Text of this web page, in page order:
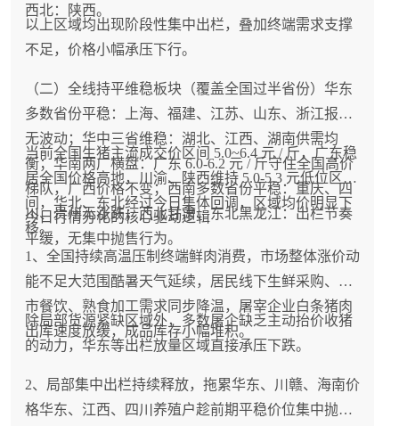
西北：陕西。
以上区域均出现阶段性集中出栏，叠加终端需求支撑
不足，价格小幅承压下行。
（二）全线持平维稳板块（覆盖全国过半省份）华东
多数省份平稳：上海、福建、江苏、山东、浙江报价
无波动；华中三省维稳：湖北、江西、湖南供需均
衡；华南两广横盘：广东 6.0-6.2 元 / 斤守住全国高价
梯队，广西价格不变；西南多数省份平稳：重庆、四
川、贵州无涨跌；西北甘肃、东北黑龙江：出栏节奏
平缓，无集中抛售行为。
当前全国生猪主流成交价区间 5.0~6.4 元 / 斤，广东稳
居全国价格高地，川渝、陕西维持 5.0-5.3 元低位区
间，华北、东北经过今日集体回调，区域均价明显下
移。
今日行情分化的核心驱动逻辑
1、全国持续高温压制终端鲜肉消费，市场整体涨价动
能不足大范围酷暑天气延续，居民线下生鲜采购、夜
市餐饮、熟食加工需求同步降温，屠宰企业白条猪肉
出库速度放缓，成品库存小幅堆积。
除局部货源紧缺区域外，多数屠企缺乏主动抬价收猪
的动力，华东等出栏放量区域直接承压下跌。
2、局部集中出栏持续释放，拖累华东、川赣、海南价
格华东、江西、四川养殖户趁前期平稳价位集中抛售